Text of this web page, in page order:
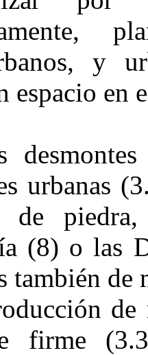
y
espacio en
urbanas
de
(8) o las
también de
de
firme